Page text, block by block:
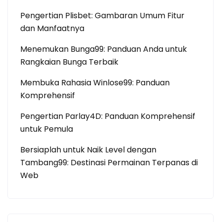
Pengertian Plisbet: Gambaran Umum Fitur
dan Manfaatnya
Menemukan Bunga99: Panduan Anda untuk
Rangkaian Bunga Terbaik
Membuka Rahasia Winlose99: Panduan
Komprehensif
Pengertian Parlay4D: Panduan Komprehensif
untuk Pemula
Bersiaplah untuk Naik Level dengan
Tambang99: Destinasi Permainan Terpanas di
Web